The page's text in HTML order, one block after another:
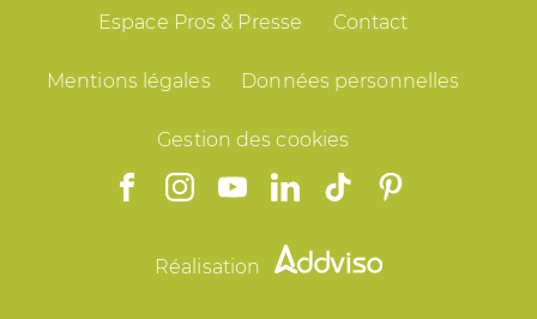
Espace Pros & Presse Contact
Mentions légales Données personnelles
Gestion des cookies
Réalisation